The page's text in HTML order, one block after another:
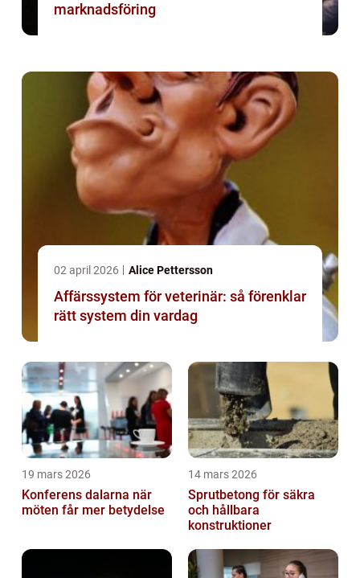
marknadsföring
02 april 2026 Alice Pettersson
Affärssystem för veterinär: så förenklar
rätt system din vardag
19 mars 2026
Konferens dalarna när
möten får mer betydelse
14 mars 2026
Sprutbetong för säkra
och hållbara
konstruktioner